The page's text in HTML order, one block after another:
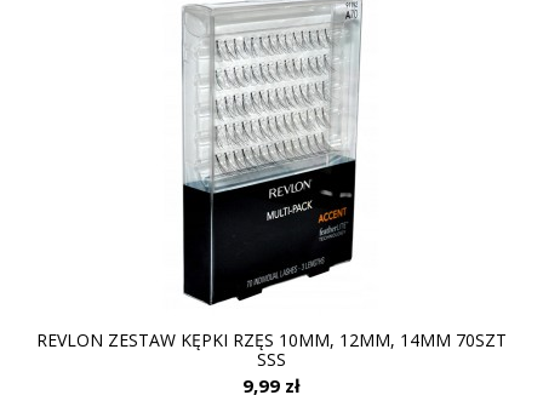
REVLON ZESTAW KĘPKI RZĘS 10MM, 12MM, 14MM 70SZT
SSS
9,99 zł